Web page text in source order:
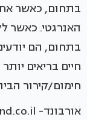
בתחום, כאשר
האנרגטי. כאשר
בתחום, הם
חיים בריאים
חימום/קירור
אורבונד- www.orbond.co.il